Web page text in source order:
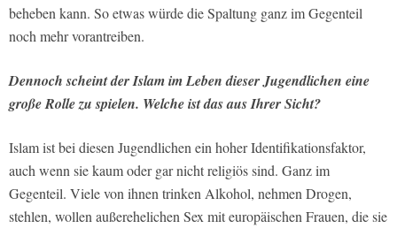
beheben kann. So etwas würde die Spaltung ganz im Gegenteil
noch mehr vorantreiben.
Dennoch scheint der Islam im Leben dieser Jugendlichen eine
große Rolle zu spielen. Welche ist das aus Ihrer Sicht?
Islam ist bei diesen Jugendlichen ein hoher Identifikationsfaktor,
auch wenn sie kaum oder gar nicht religiös sind. Ganz im
Gegenteil. Viele von ihnen trinken Alkohol, nehmen Drogen,
stehlen, wollen außerehelichen Sex mit europäischen Frauen, die sie